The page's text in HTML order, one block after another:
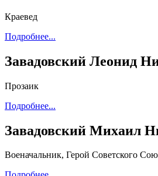
Краевед
Подробнее...
Завадовский Леонид
Прозаик
Подробнее...
Завадовский Михаил
Военачальник, Герой Советского